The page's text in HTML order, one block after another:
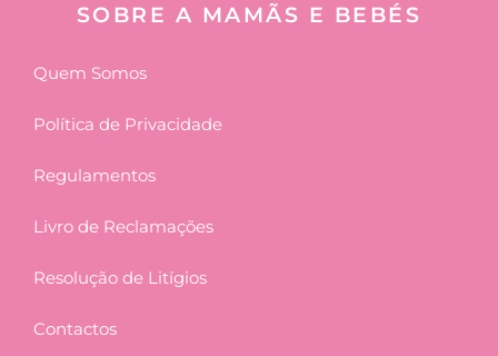
SOBRE A MAMÃS E BEBÉS
Quem Somos
Política de Privacidade
Regulamentos
Livro de Reclamações
Resolução de Litígios
Contactos